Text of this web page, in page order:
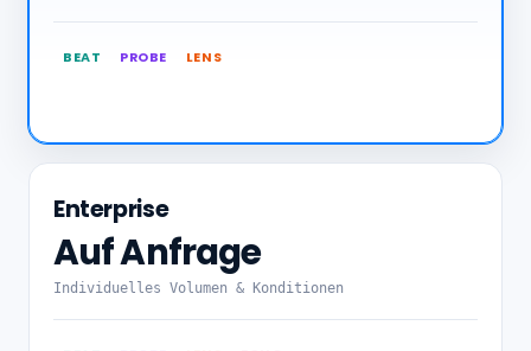
BEAT PROBE LENS
Enterprise
Auf Anfrage
Individuelles Volumen & Konditionen